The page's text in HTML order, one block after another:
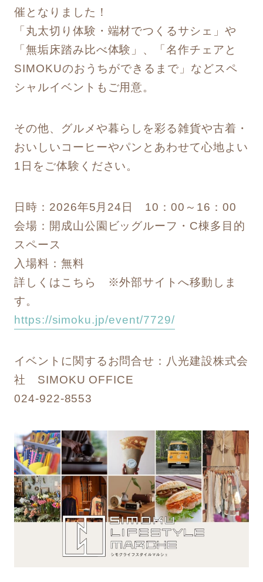
催となりました！
「丸太切り体験・端材でつくるサシェ」や
「無垢床踏み比べ体験」、「名作チェアと
SIMOKUのおうちができるまで」などスペ
シャルイベントもご用意。
その他、グルメや暮らしを彩る雑貨や古着・
おいしいコーヒーやパンとあわせて心地よい
1日をご体験ください。
日時：2026年5月24日 10：00～16：00
会場：開成山公園ビッグルーフ・C棟多目的
スペース
入場料：無料
詳しくはこちら ※外部サイトへ移動しま
す。
https://simoku.jp/event/7729/
イベントに関するお問合せ：八光建設株式会
社 SIMOKU OFFICE
024-922-8553